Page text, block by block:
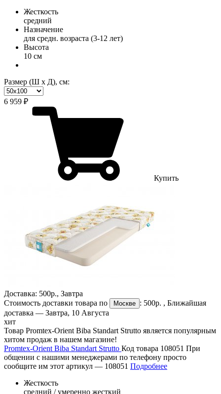
Жесткость
средний
Назначение
для средн. возраста (3-12 лет)
Высота
10 см
Размер (Ш х Д), см:
6 959 ₽
Купить
Доставка: 500р., Завтра
Стоимость доставки товара по
Москве : 500р. , Ближайшая
доставка — Завтра, 10 Августа
хит
Товар Promtex-Orient Biba Standart Strutto является популярным
хитом продаж в нашем магазине!
Promtex-Orient Biba Standart Strutto Код товара 108051 При
общении с нашими менеджерами по телефону просто
сообщите им этот артикул — 108051 Подробнее
Жесткость
средний / умеренно жесткий